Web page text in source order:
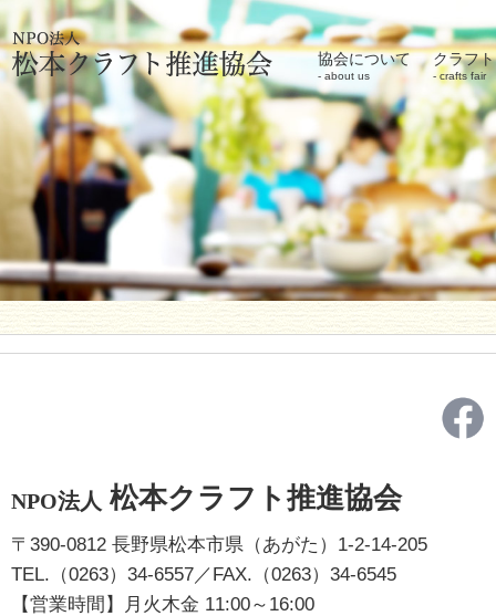
協会について
about us
クラフ
crafts fair
NPO法人 松本クラフト推進協会
〒390-0812 長野県松本市県（あがた）1-2-14-205
TEL.（0263）34-6557／FAX.（0263）34-6545
【営業時間】月火木金 11:00～16:00